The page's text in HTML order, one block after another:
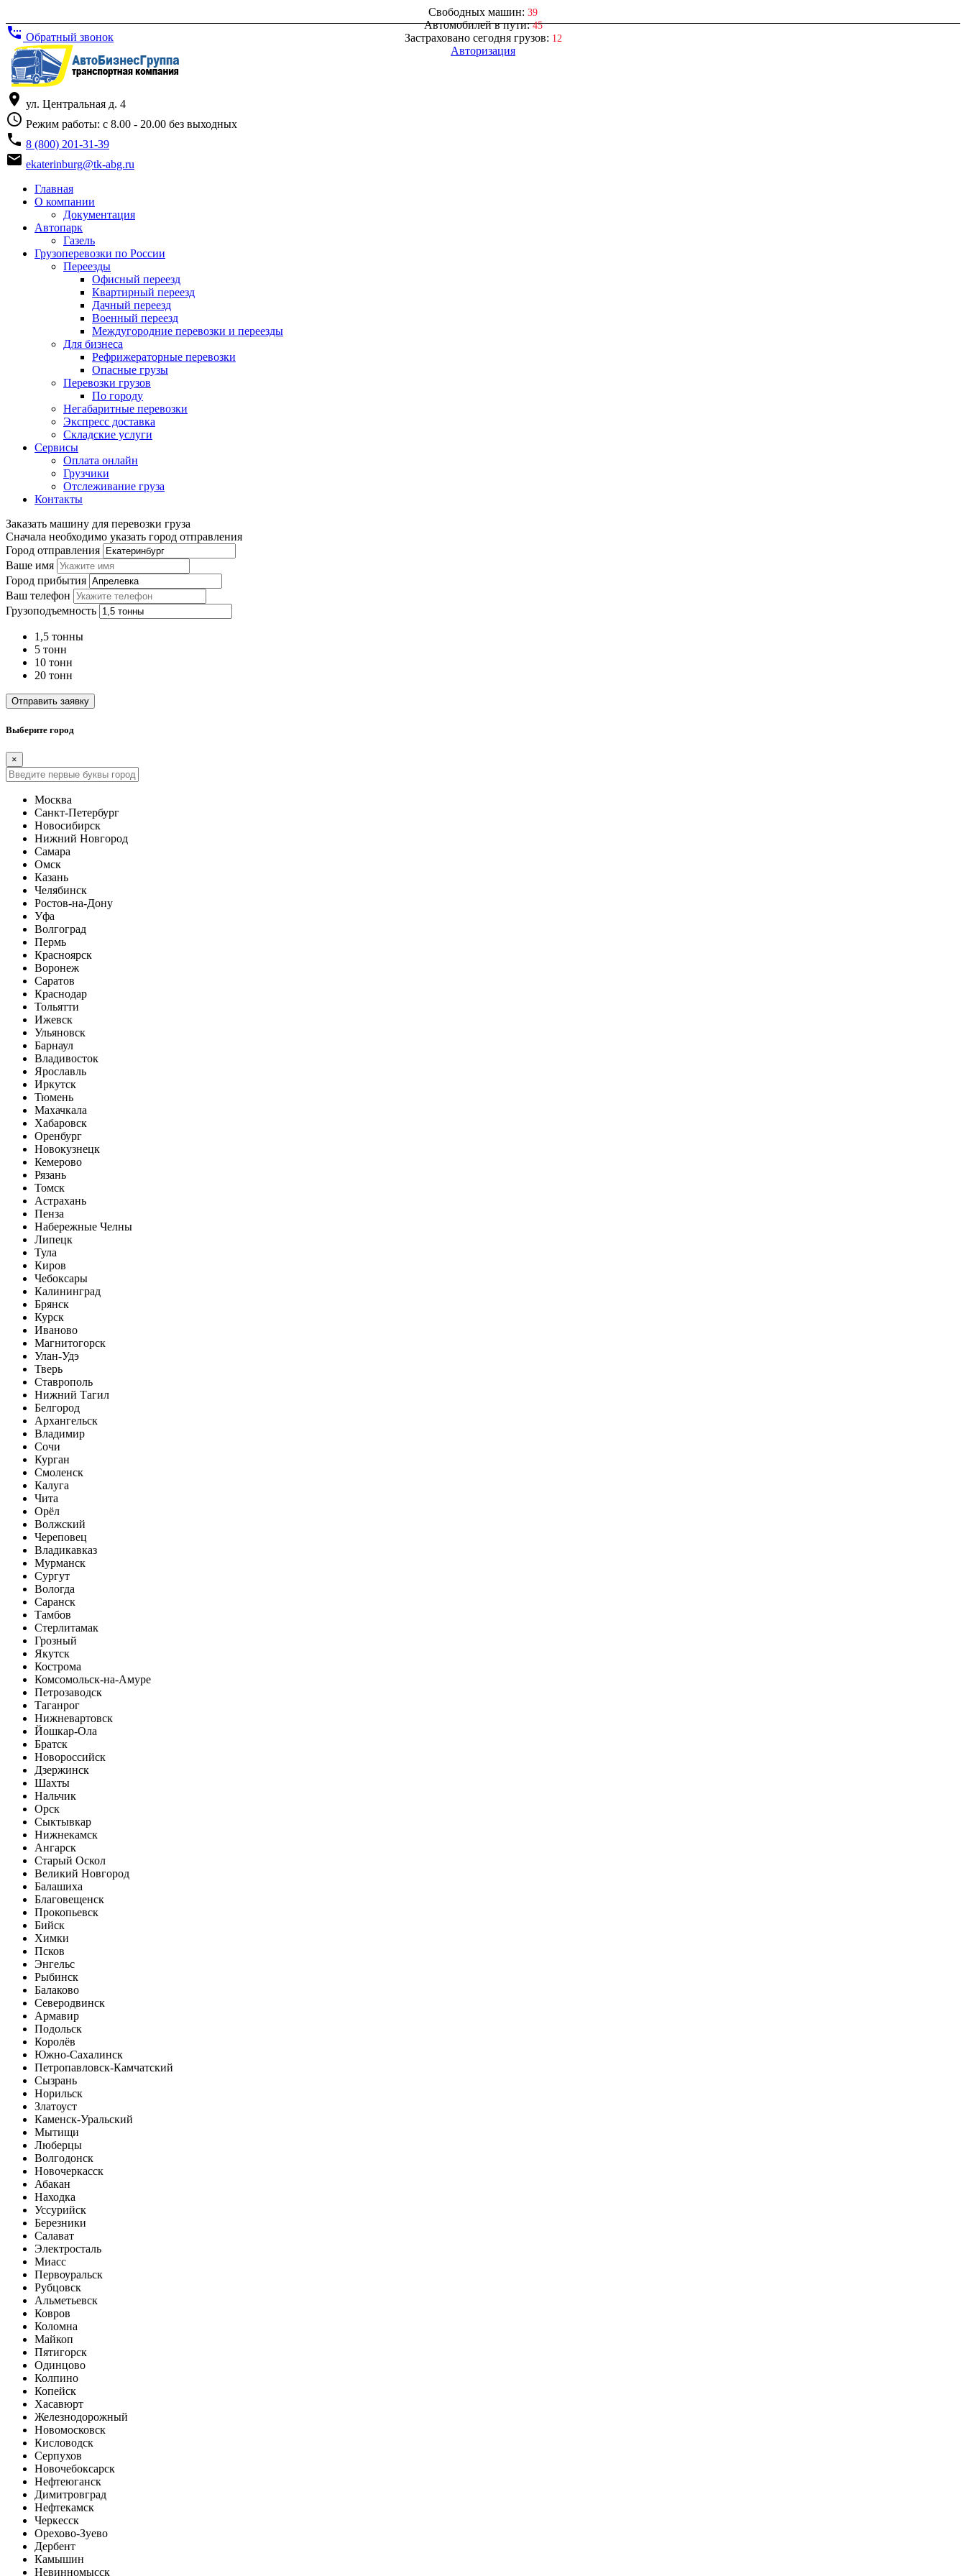
Свободных машин: 39
Автомобилей в пути:45
Застраховано сегодня грузов: 12
Авторизация
settings_phone Обратный звонок
place ул. Центральная д. 4
access_time Режим работы: с 8.00 - 20.00 без выходных
phone 8 (800) 201-31-39
email ekaterinburg@tk-abg.ru
Главная
О компании
Документация
Автопарк
Газель
Грузоперевозки по России
Переезды
Офисный переезд
Квартирный переезд
Дачный переезд
Военный переезд
Междугородние перевозки и переезды
Для бизнеса
Рефрижераторные перевозки
Опасные грузы
Перевозки грузов
По городу
Негабаритные перевозки
Экспресс доставка
Складские услуги
Сервисы
Оплата онлайн
Грузчики
Отслеживание груза
Контакты
Заказать машину для перевозки груза
Сначала необходимо указать город отправления
Город отправления
Ваше имя
Город прибытия
Ваш телефон
Грузоподъемность
1,5 тонны
5 тонн
10 тонн
20 тонн
Отправить заявку
Выберите город
×
Москва
Санкт-Петербург
Новосибирск
Нижний Новгород
Самара
Омск
Казань
Челябинск
Ростов-на-Дону
Уфа
Волгоград
Пермь
Красноярск
Воронеж
Саратов
Краснодар
Тольятти
Ижевск
Ульяновск
Барнаул
Владивосток
Ярославль
Иркутск
Тюмень
Махачкала
Хабаровск
Оренбург
Новокузнецк
Кемерово
Рязань
Томск
Астрахань
Пенза
Набережные Челны
Липецк
Тула
Киров
Чебоксары
Калининград
Брянск
Курск
Иваново
Магнитогорск
Улан-Удэ
Тверь
Ставрополь
Нижний Тагил
Белгород
Архангельск
Владимир
Сочи
Курган
Смоленск
Калуга
Чита
Орёл
Волжский
Череповец
Владикавказ
Мурманск
Сургут
Вологда
Саранск
Тамбов
Стерлитамак
Грозный
Якутск
Кострома
Комсомольск-на-Амуре
Петрозаводск
Таганрог
Нижневартовск
Йошкар-Ола
Братск
Новороссийск
Дзержинск
Шахты
Нальчик
Орск
Сыктывкар
Нижнекамск
Ангарск
Старый Оскол
Великий Новгород
Балашиха
Благовещенск
Прокопьевск
Бийск
Химки
Псков
Энгельс
Рыбинск
Балаково
Северодвинск
Армавир
Подольск
Королёв
Южно-Сахалинск
Петропавловск-Камчатский
Сызрань
Норильск
Златоуст
Каменск-Уральский
Мытищи
Люберцы
Волгодонск
Новочеркасск
Абакан
Находка
Уссурийск
Березники
Салават
Электросталь
Миасс
Первоуральск
Рубцовск
Альметьевск
Ковров
Коломна
Майкоп
Пятигорск
Одинцово
Колпино
Копейск
Хасавюрт
Железнодорожный
Новомосковск
Кисловодск
Серпухов
Новочебоксарск
Нефтеюганск
Димитровград
Нефтекамск
Черкесск
Орехово-Зуево
Дербент
Камышин
Невинномысск